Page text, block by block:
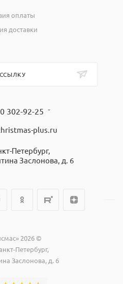
оплаты
доставки
302-92-25
plus.ru
Петербург,
Заслонова, д. 6
2026 ©
Петербург,
Заслонова, д. 6